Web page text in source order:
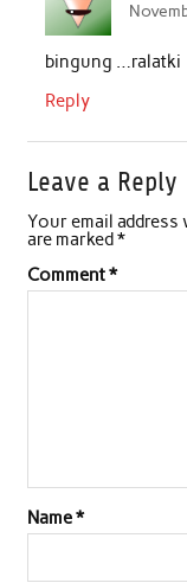
bingung …ralatki
Reply
Leave a Reply
Your email
are marked*
Comment*
Name*